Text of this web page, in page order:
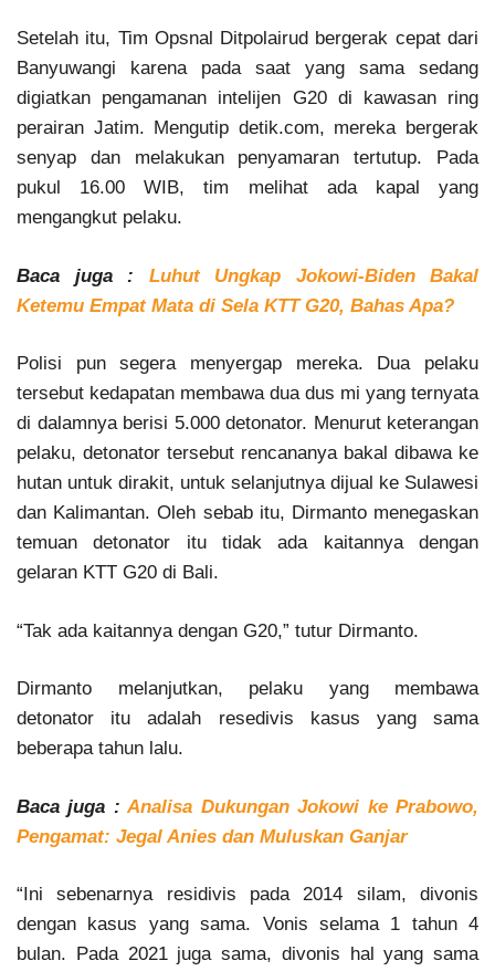
Setelah itu, Tim Opsnal Ditpolairud bergerak cepat dari
Banyuwangi karena pada saat yang sama sedang
digiatkan pengamanan intelijen G20 di kawasan ring
perairan Jatim. Mengutip detik.com, mereka bergerak
senyap dan melakukan penyamaran tertutup. Pada
pukul 16.00 WIB, tim melihat ada kapal yang
mengangkut pelaku.
Baca juga : Luhut Ungkap Jokowi-Biden Bakal
Ketemu Empat Mata di Sela KTT G20, Bahas Apa?
Polisi pun segera menyergap mereka. Dua pelaku
tersebut kedapatan membawa dua dus mi yang ternyata
di dalamnya berisi 5.000 detonator. Menurut keterangan
pelaku, detonator tersebut rencananya bakal dibawa ke
hutan untuk dirakit, untuk selanjutnya dijual ke Sulawesi
dan Kalimantan. Oleh sebab itu, Dirmanto menegaskan
temuan detonator itu tidak ada kaitannya dengan
gelaran KTT G20 di Bali.
“Tak ada kaitannya dengan G20,” tutur Dirmanto.
Dirmanto melanjutkan, pelaku yang membawa
detonator itu adalah resedivis kasus yang sama
beberapa tahun lalu.
Baca juga :Analisa Dukungan Jokowi ke Prabowo,
Pengamat: Jegal Anies dan Muluskan Ganjar
“Ini sebenarnya residivis pada 2014 silam, divonis
dengan kasus yang sama. Vonis selama 1 tahun 4
bulan. Pada 2021 juga sama, divonis hal yang sama